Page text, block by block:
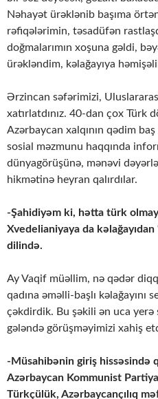
Nəhayət ürəklənib başıma
rəfiqələrimin, təsadüfən
doğmalarımın xoşuna gəldi,
ürəkləndim, kəlağayıya
Ərzincan səfərimizi,
xatırlatdınız. 40-dan çox Türk
Azərbaycan xalqının qədim
sosial məzmunu haqqında
dünyagörüşünə, mənəvi
hikmətinə heyran qalırdılar.
-Şahidiyəm ki, hətta türk
Xvedelianiyaya da
dilində.
Ay Vaqif müəllim, nə qədər
qadına əməlli-başlı
çəkdirdik. Bu şəkili ən uca yerə
gələndə görüşməyimizi xahiş
-Müsahibənin giriş hissəsində
Azərbaycan Kommunist
Türkçülük, Azərbaycançılıq